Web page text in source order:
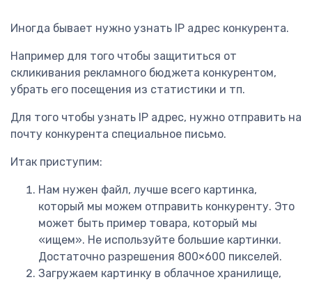
Иногда бывает нужно узнать IP адрес конкурента.
Например для того чтобы защититься от
скликивания рекламного бюджета конкурентом,
убрать его посещения из статистики и тп.
Для того чтобы узнать IP адрес, нужно отправить на
почту конкурента специальное письмо.
Итак приступим:
Нам нужен файл, лучше всего картинка,
который мы можем отправить конкуренту. Это
может быть пример товара, который мы
«ищем». Не используйте большие картинки.
Достаточно разрешения 800×600 пикселей.
Загружаем картинку в облачное хранилище,